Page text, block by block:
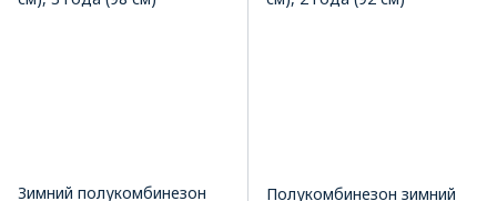
Зимний полукомбинезон
Полукомбинезон зимний